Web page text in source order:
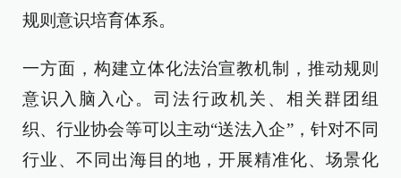
规则意识培育体系。
一方面，构建立体化法治宣教机制，推动规则
意识入脑入心。司法行政机关、相关群团组
织、行业协会等可以主动“送法入企”，针对不同
行业、不同出海目的地，开展精准化、场景化